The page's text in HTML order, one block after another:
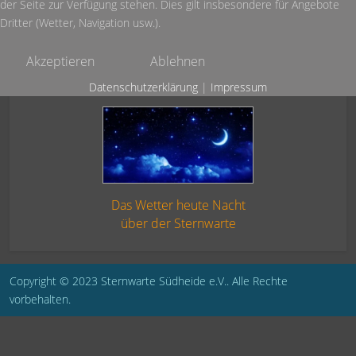
Das Wetter heute Nacht
über der Sternwarte
Copyright © 2023 Sternwarte Südheide e.V.. Alle Rechte
vorbehalten.
der Seite zur Verfügung stehen. Dies gilt insbesondere für Angebote
Dritter (Wetter, Navigation usw.).
Akzeptieren Ablehnen
Datenschutzerklärung | Impressum